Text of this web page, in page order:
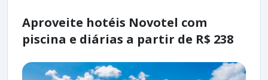
Aproveite hotéis Novotel com
piscina e diárias a partir de R$ 238